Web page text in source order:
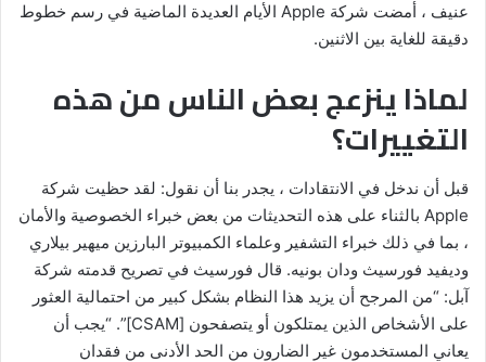
عنيف ، أمضت شركة Apple الأيام العديدة الماضية في رسم خطوط
دقيقة للغاية بين الاثنين.
لماذا ينزعج بعض الناس من هذه
التغييرات؟
قبل أن ندخل في الانتقادات ، يجدر بنا أن نقول: لقد حظيت شركة
Apple بالثناء على هذه التحديثات من بعض خبراء الخصوصية والأمان
، بما في ذلك خبراء التشفير وعلماء الكمبيوتر البارزين ميهير بيلاري
وديفيد فورسيث ودان بونيه. قال فورسيث في تصريح قدمته شركة
آبل: “من المرجح أن يزيد هذا النظام بشكل كبير من احتمالية العثور
على الأشخاص الذين يمتلكون أو يتصفحون [CSAM]”. “يجب أن
يعاني المستخدمون غير الضارون من الحد الأدنى من فقدان